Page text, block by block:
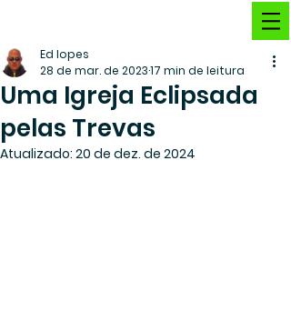
Uma Igreja Eclipsada
pelas Trevas
Ed lopes
28 de mar. de 202317 min de leitura
Atualizado: 20 de dez. de 2024